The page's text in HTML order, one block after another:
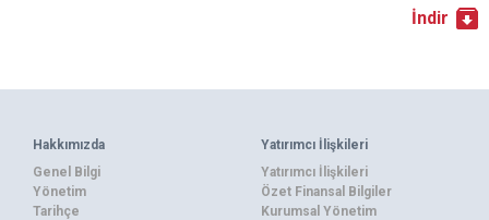
İndir
Hakkımızda
Genel Bilgi
Yönetim
Tarihçe
Yatırımcı İlişkileri
Yatırımcı İlişkileri
Özet Finansal Bilgiler
Kurumsal Yönetim